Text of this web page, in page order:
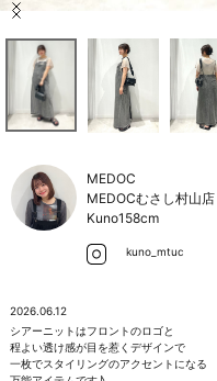
ご利用ガイド/ヘルプ
Item
MEDOC
MEDOCむさし村山店
Kuno158cm
kuno_mtuc
2026.06.12
シアーニットはフロントのロゴと
程よい透け感が目を惹くデザインで
一枚でスタイリングのアクセントになる